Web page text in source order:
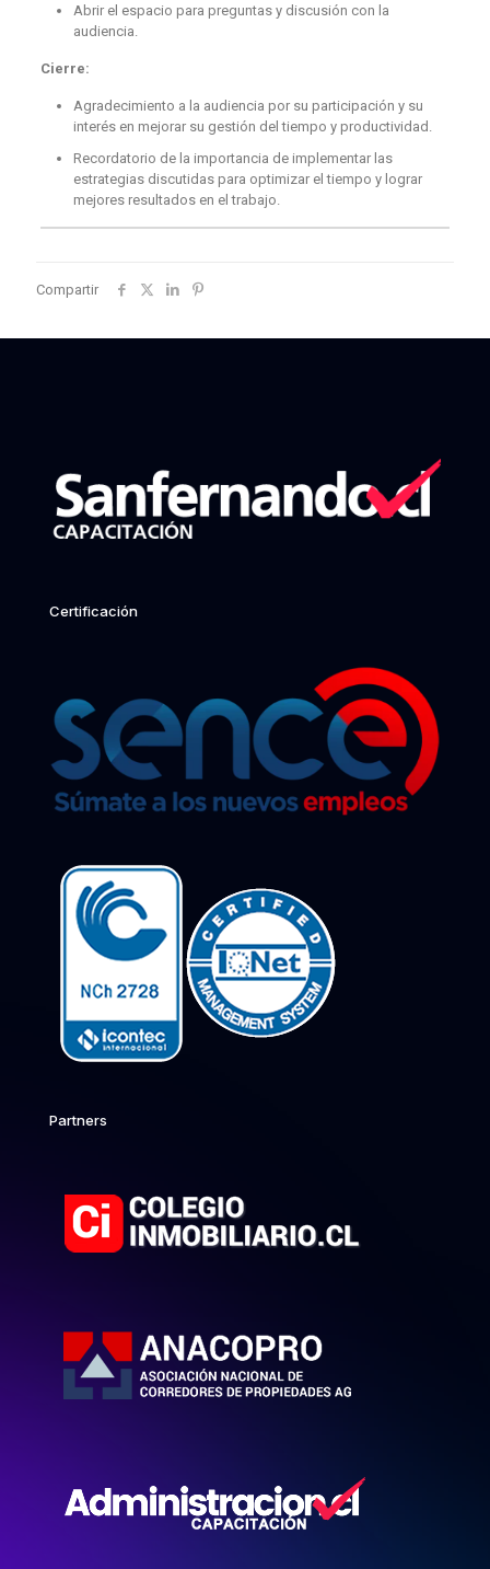
Abrir el espacio para preguntas y discusión con la
audiencia.
Cierre:
Agradecimiento a la audiencia por su participación y su
interés en mejorar su gestión del tiempo y productividad.
Recordatorio de la importancia de implementar las
estrategias discutidas para optimizar el tiempo y lograr
mejores resultados en el trabajo.
Compartir
Certificación
Partners